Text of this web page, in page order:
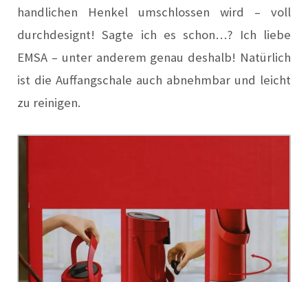
handlichen Henkel umschlossen wird – voll
durchdesignt! Sagte ich es schon…? Ich liebe
EMSA – unter anderem genau deshalb! Natürlich
ist die Auffangschale auch abnehmbar und leicht
zu reinigen.